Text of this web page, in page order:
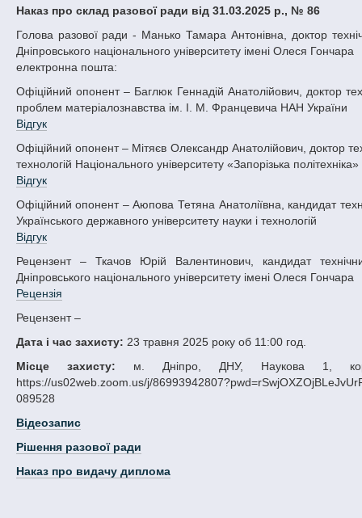
Наказ про склад разової ради від 31.03.2025 р., № 86
Голова разової ради - Манько Тамара Антонівна, доктор технічних наук, професор кафедри ракетно-космічних та інноваційних технологій
Дніпровського національного університету імені Олеся Гончара
електронна пошта:
Офіційний опонент – Баглюк Геннадій Анатолійович, доктор технічних наук, професор, член-кореспондент НАН України, директор Інституту
проблем матеріалознавства ім. І. М. Францевича НАН України
Відгук
Офіційний опонент – Мітяєв Олександр Анатолійович, доктор технічних наук, професор, завідувач кафедри композиційних матеріалів, хімії та
технологій Національного університету «Запорізька політехніка»
Відгук
Офіційний опонент – Аюпова Тетяна Анатоліївна, кандидат технічних наук, доцент кафедри матеріалознавства та термічної обробки металів
Українського державного університету науки і технологій
Відгук
Рецензент – Ткачов Юрій Валентинович, кандидат технічних наук, доцент кафедри ракетно-космічних та інноваційних технологій
Дніпровського національного університету імені Олеся Гончара
Рецензія
Рецензент –
Дата і час захисту: 23 травня 2025 року об 11:00 год.
Місце захисту: м. Дніпро, ДНУ, Наукова 1,
https://us02web.zoom.us/j/
089528
Відеозапис
Рішення разової ради
Наказ про видачу диплома